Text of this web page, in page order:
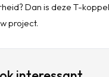
Dan is deze T-
project.